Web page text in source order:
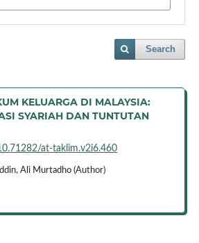
Search
KELUARGA DI MALAYSIA:
SYARIAH DAN TUNTUTAN
at-taklim.v2i6.460
Ali Murtadho (Author)